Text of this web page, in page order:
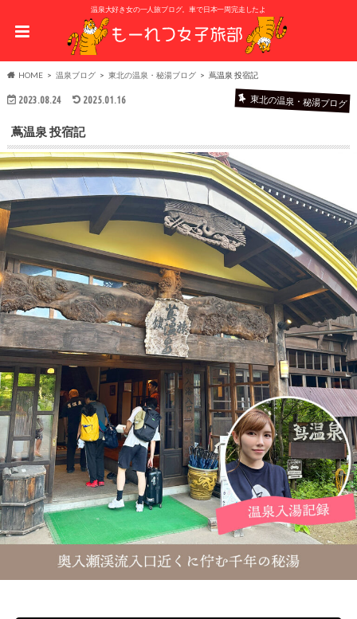
温泉大好き女の一人旅ブログ。車で日本一周完走したよ
HOME 温泉ブログ 東北の温泉・秘湯ブログ 蔦温泉 投宿記
2023.08.24 2025.01.16 東北の温泉・秘湯ブログ
蔦温泉 投宿記